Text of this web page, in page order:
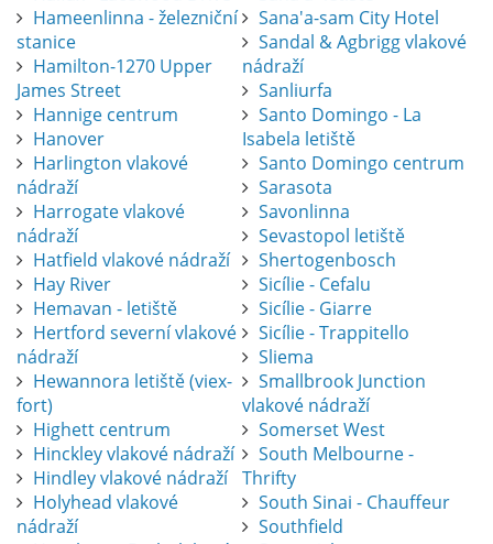
Hameenlinna - železniční
stanice
Hamilton-1270 Upper
James Street
Hannige centrum
Hanover
Harlington vlakové
nádraží
Harrogate vlakové
nádraží
Hatfield vlakové nádraží
Hay River
Hemavan - letiště
Hertford severní vlakové
nádraží
Hewannora letiště (viex-
fort)
Highett centrum
Hinckley vlakové nádraží
Hindley vlakové nádraží
Holyhead vlakové
nádraží
Sana'a-sam City Hotel
Sandal & Agbrigg vlakové
nádraží
Sanliurfa
Santo Domingo - La
Isabela letiště
Santo Domingo centrum
Sarasota
Savonlinna
Sevastopol letiště
Shertogenbosch
Sicílie - Cefalu
Sicílie - Giarre
Sicílie - Trappitello
Sliema
Smallbrook Junction
vlakové nádraží
Somerset West
South Melbourne -
Thrifty
South Sinai - Chauffeur
Southfield